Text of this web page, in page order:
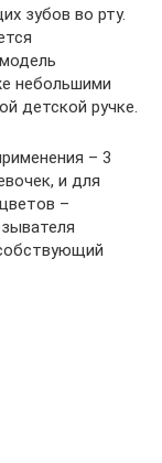
зубов во рту.
небольшими
детской ручке.
– 3
и для
–